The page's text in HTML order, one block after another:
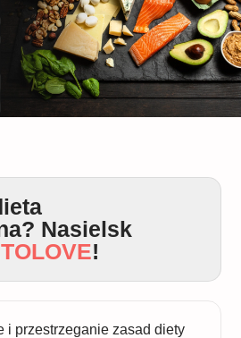
Nasielsk
!
i przestrzeganie zasad diety